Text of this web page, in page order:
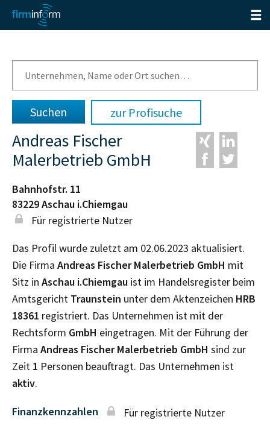
zur Profisuche
Andreas Fischer
Malerbetrieb GmbH
Bahnhofstr. 11
83229Aschau i.Chiemgau
Für registrierte Nutzer
Das Profil wurde zuletzt am 02.06.2023 aktualisiert.
Die Firma Andreas Fischer Malerbetrieb GmbH mit
Sitz in Aschau i.Chiemgau ist im Handelsregister beim
Amtsgericht Traunstein unter dem Aktenzeichen HRB
18361 registriert. Das Unternehmen ist mit der
Rechtsform GmbH eingetragen. Mit der Führung der
Firma Andreas Fischer Malerbetrieb GmbH sind zur
Zeit 1 Personen beauftragt. Das Unternehmen ist
aktiv.
Finanzkennzahlen Für registrierte Nutzer